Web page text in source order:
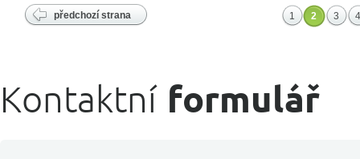
předchozí strana 1 2 3 4
Kontaktní formulář